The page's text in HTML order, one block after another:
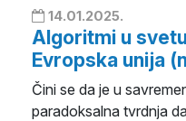
14.01.2025.
Algoritmi u
Evropska unija
Čini se da je u
paradoksalna tvrdnja